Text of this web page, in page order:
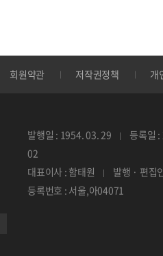
회원약관 저작권정책 개
발행일 : 1954. 03. 29
등록일
02
대표이사 : 함태원
발행 · 편집
등록번호 : 서울,아04071